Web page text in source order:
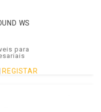
WS
para
REGISTAR